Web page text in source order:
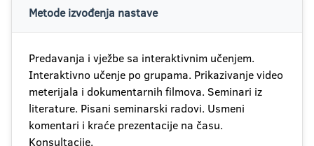
Metode izvođenja nastave
Predavanja i vježbe sa interaktivnim učenjem.
Interaktivno učenje po grupama. Prikazivanje video
meterijala i dokumentarnih filmova. Seminari iz
literature. Pisani seminarski radovi. Usmeni
komentari i kraće prezentacije na času.
Konsultacije.